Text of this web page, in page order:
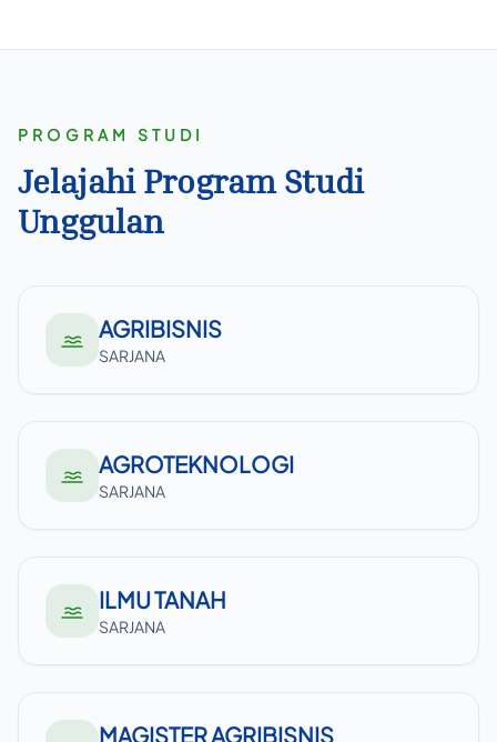
PROGRAM STUDI
Jelajahi Program Studi
Unggulan
AGRIBISNIS
SARJANA
AGROTEKNOLOGI
SARJANA
ILMU TANAH
SARJANA
MAGISTER AGRIBISNIS